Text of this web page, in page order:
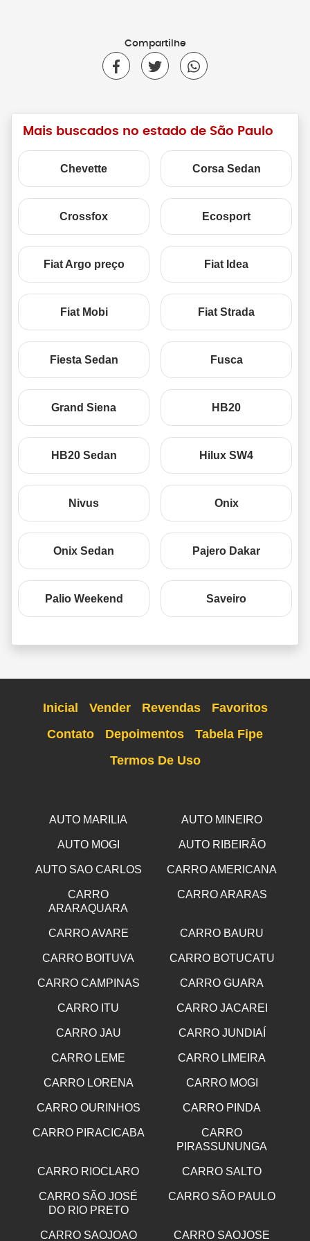
Compartilhe
Mais buscados no estado de São Paulo
Chevette Corsa Sedan
Crossfox Ecosport
Fiat Argo preço Fiat Idea
Fiat Mobi Fiat Strada
Fiesta Sedan Fusca
Grand Siena HB20
HB20 Sedan Hilux SW4
Nivus Onix
Onix Sedan Pajero Dakar
Palio Weekend Saveiro
Inicial Vender Revendas
Favoritos
Contato
Depoimentos
Tabela Fipe
Termos De Uso
AUTO MARILIA AUTO MINEIRO
AUTO MOGI AUTO RIBEIRÃO
AUTO SAO CARLOS CARRO AMERICANA
CARRO
ARARAQUARA
CARRO ARARAS
CARRO AVARE CARRO BAURU
CARRO BOITUVA CARRO BOTUCATU
CARRO CAMPINAS CARRO GUARA
CARRO ITU CARRO JACAREI
CARRO JAU CARRO JUNDIAÍ
CARRO LEME CARRO LIMEIRA
CARRO LORENA CARRO MOGI
CARRO OURINHOS CARRO PINDA
CARRO PIRACICABA
CARRO
PIRASSUNUNGA
CARRO RIOCLARO CARRO SALTO
CARRO SÃO JOSÉ
DO RIO PRETO
CARRO SÃO PAULO
CARRO SAOJOAO CARRO SAOJOSE